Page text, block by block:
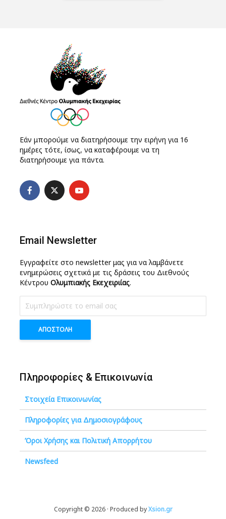
Εάν μπορούμε να διατηρήσουμε την ειρήνη για 16
ημέρες τότε, ίσως, να καταφέρουμε να τη
διατηρήσουμε για πάντα.
Email Newsletter
Εγγραφείτε στο newsletter μας για να λαμβάνετε
ενημερώσεις σχετικά με τις δράσεις του Διεθνούς
Κέντρου Ολυμπιακής Εκεχειριίας.
Πληροφορίες & Επικοινωνία
Στοιχεία Επικοινωνίας
Πληροφορίες για Δημοσιογράφους
Όροι Χρήσης και Πολιτική Απορρήτου
Newsfeed
Copyright © 2026 · Produced byXsion.gr